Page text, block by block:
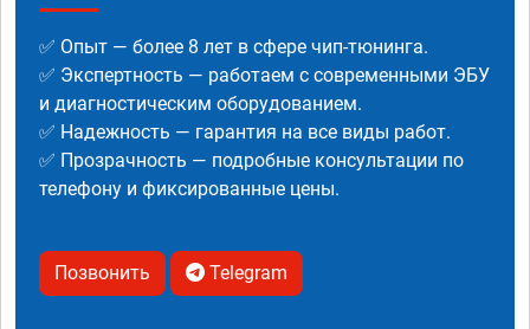
✅ Опыт — более 8 лет в сфере чип-тюнинга.
✅ Экспертность — работаем с современными ЭБУ
и диагностическим оборудованием.
✅ Надежность — гарантия на все виды работ.
✅ Прозрачность — подробные консультации по
телефону и фиксированные цены.
Позвонить Telegram